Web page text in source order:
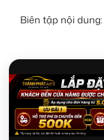
Biên tập nội dung: